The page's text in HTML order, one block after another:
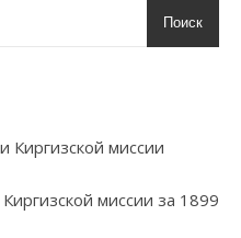
Поиск
Киргизской миссии
миссии за 1899